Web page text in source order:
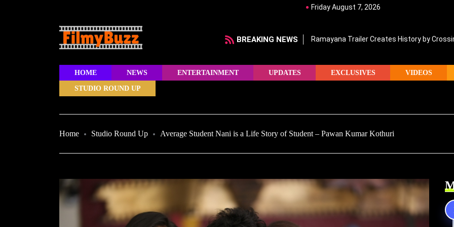
Friday August 7, 2026
BREAKING NEWS Ramayana Trailer Creates History by
HOME NEWS ENTERTAINMENT UPDATES EXCLUSIVES VIDEOS
STUDIO ROUND UP
Home Studio Round Up Average Student Nani is a Life Story of Student – Pawan Kumar Kothuri